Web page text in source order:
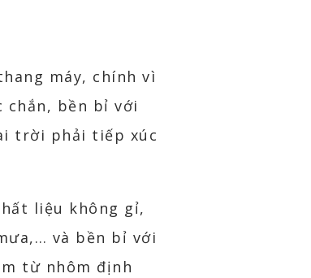
máy, chính vì
chắn, bền bỉ với
trời phải tiếp xúc
liệu không gỉ,
và bền bỉ với
từ nhôm định